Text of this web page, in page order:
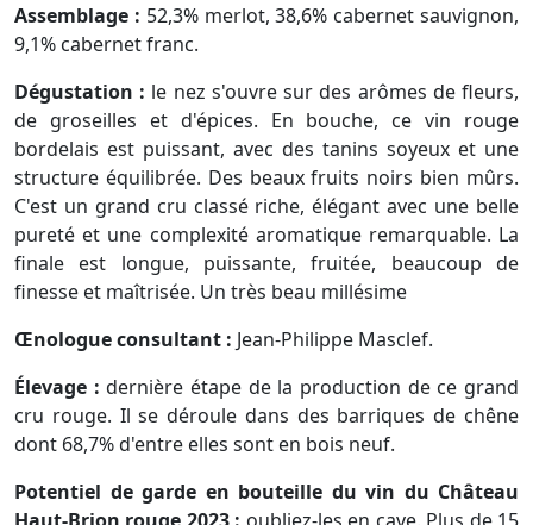
Assemblage : 52,3% merlot, 38,6% cabernet sauvignon,
9,1% cabernet franc.
Dégustation : le nez s'ouvre sur des arômes de fleurs,
de groseilles et d'épices. En bouche, ce vin rouge
bordelais est puissant, avec des tanins soyeux et une
structure équilibrée. Des beaux fruits noirs bien mûrs.
C'est un grand cru classé riche, élégant avec une belle
pureté et une complexité aromatique remarquable. La
finale est longue, puissante, fruitée, beaucoup de
finesse et maîtrisée. Un très beau millésime
Œnologue consultant : Jean-Philippe Masclef.
Élevage :dernière étape de la production de ce grand
cru rouge. Il se déroule dans des barriques de chêne
dont 68,7% d'entre elles sont en bois neuf.
Potentiel de garde en bouteille du vin du Château